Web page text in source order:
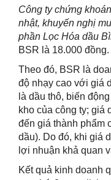
Công ty chứng
nhật, khuyến nghị
phần Lọc Hóa dầu
BSR là 18.000 đồng.
Theo đó, BSR là
độ nhạy cao với giá
là dầu thô, biến
kho của công ty;
đến giá thành phẩm
dầu). Do đó, khi giá
lợi nhuận khả quan
Kết quả kinh doanh